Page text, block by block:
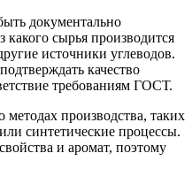
документально
сырья производится
источники углеводов.
качество
требованиям ГОСТ.
производства, таких
синтетические процессы.
и аромат, поэтому